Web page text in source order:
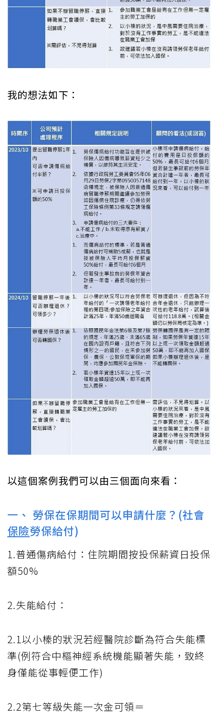
我的想法如下：
以這個案例我們可以由三個面向來看：
一、 勞保在保期間可以申請什麼？(社會
保險勞保給付)
1.普通傷病給付：住院期間按投保薪資日投保
額50%
2.失能給付：
2.1以小榛的狀況若經醫院診斷為符合失能標
準(例符合中樞神經系統機能顯著失能，致終
身僅能從事輕便工作)
2.2第七等級失能一次金可領＝